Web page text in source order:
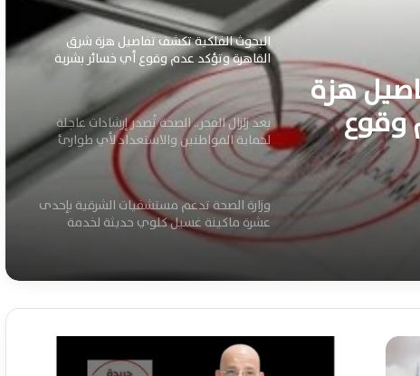
هزة
وقوع
البحوث الفلكية تكشف تفاصيل هزة شرق
القاهرة وتؤكد عدم وقوع أي خسائر بشرية
بعد زلزال الفجر.. الصحة تُصدر إرشادات عاجلة
لحماية المواطنين والاستعداد لأي طوارئ
صحية
وزارة الصحة تدعم مستشفيات الشرقية بإحدى
عشرة ماكينة غسيل كلوي حديثة لخدمة
المرضى بكفاءة
الدكتور محمد الطيب نائب وزير الصحة يتفقد
منشآت الشرقية ويوجه بقرارات عاجلة مهمة
الصحة وسلامة الغذاء تؤكدان تكامل الرقابة